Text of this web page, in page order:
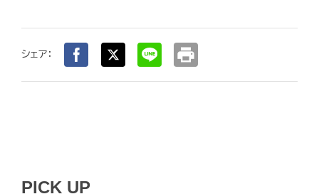
シェア： print
PICK UP